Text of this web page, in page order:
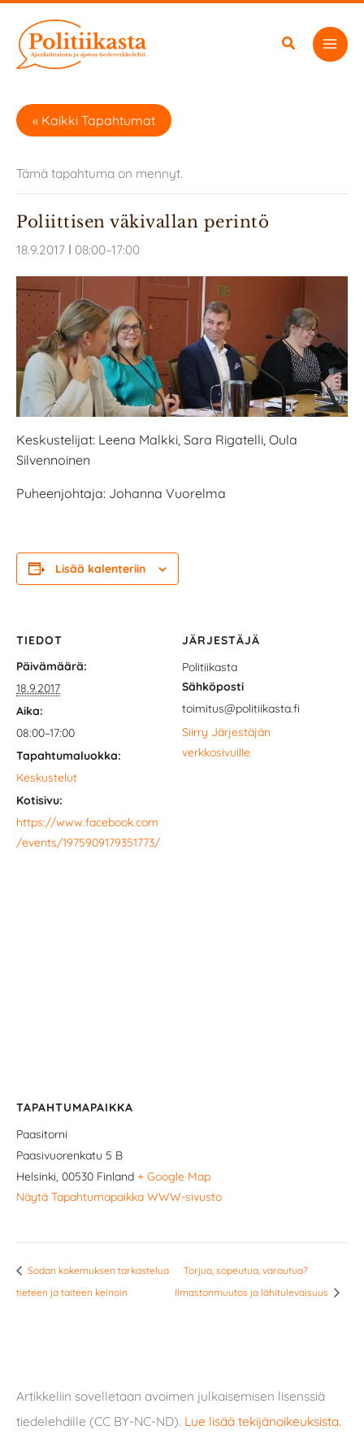
sisältöön
« Kaikki Tapahtumat
Tämä tapahtuma on mennyt.
Poliittisen väkivallan perintö
18.9.2017 ǀ 08:00–17:00
Keskustelijat: Leena Malkki, Sara Rigatelli, Oula
Silvennoinen
Puheenjohtaja: Johanna Vuorelma
Lisää kalenteriin
TIEDOT
Päivämäärä:
18.9.2017
Aika:
08:00–17:00
Tapahtumaluokka:
Keskustelut
Kotisivu:
https://www.facebook.com
/events/1975909179351773/
JÄRJESTÄJÄ
Politiikasta
Sähköposti
toimitus@politiikasta.fi
Siirry Järjestäjän
verkkosivuille
TAPAHTUMAPAIKKA
Paasitorni
Paasivuorenkatu 5 B
Helsinki, 00530 Finland + Google Map
Näytä Tapahtumapaikka WWW-sivusto
Sodan kokemuksen tarkastelua
tieteen ja taiteen keinoin
Torjua, sopeutua, varautua?
Ilmastonmuutos ja lähitulevaisuus
Artikkeliin sovelletaan avoimen julkaisemisen lisenssiä
tiedelehdille (CC BY-NC-ND). Lue lisää tekijänoikeuksista.